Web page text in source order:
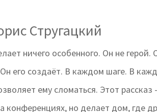
Стругацкий
ничего особенного. Он не
его создаёт. В каждом шаге. В
ему сломаться. Этот
конференциях, но делает дом, где